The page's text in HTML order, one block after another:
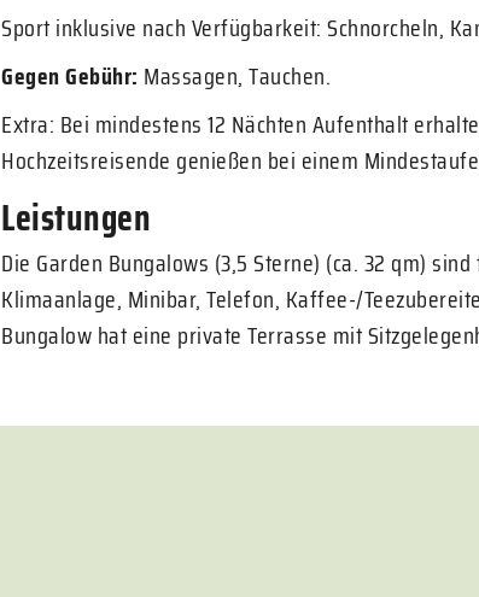
Sport inklusive nach Verfügbarkeit: Schnorcheln,
Gegen Gebühr: Massagen, Tauchen.
Extra: Bei mindestens 12 Nächten Aufenthalt
Hochzeitsreisende genießen bei einem
Leistungen
Die Garden Bungalows (3,5 Sterne) (ca. 32 qm)
Klimaanlage, Minibar, Telefon, Kaffee-/
Bungalow hat eine private Terrasse mit